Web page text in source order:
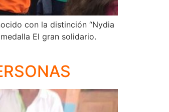
con la distinción “Nydia
El gran solidario.